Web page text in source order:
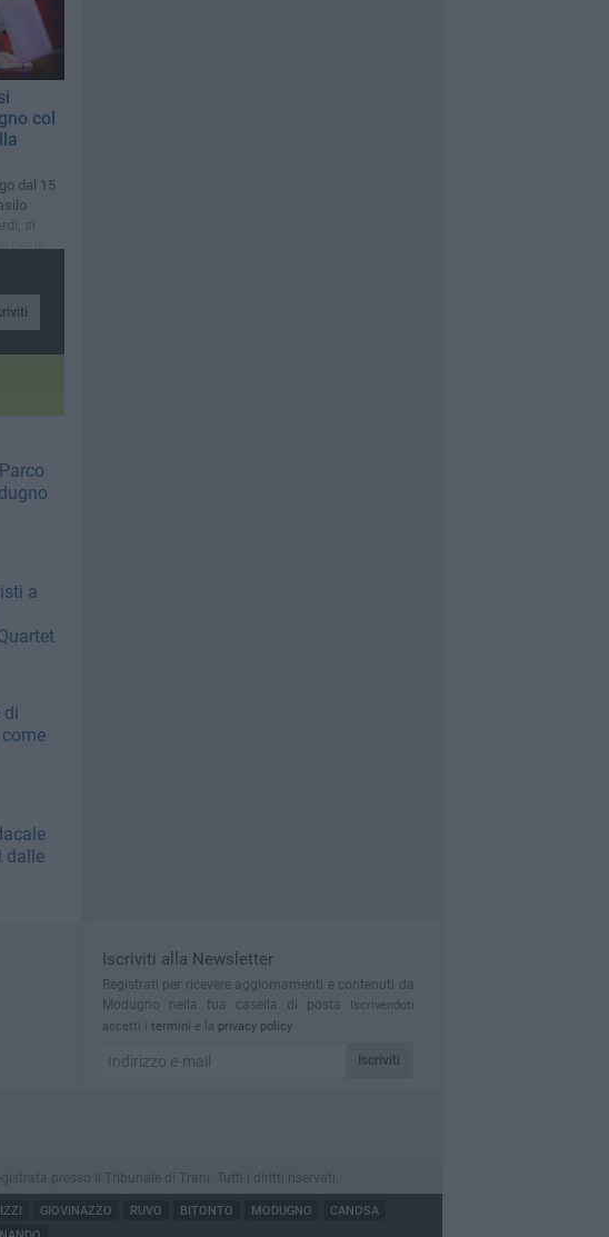
col
dal 15
si
per le
a
di
dalle
Iscriviti alla Newsletter
Registrati per ricevere aggiornamenti e contenuti da
Modugno nella tua casella di posta
Iscrivendoti
accetti i termini e la privacy policy
Iscriviti
presso il Tribunale di Trani. Tutti i diritti riservati.
GIOVINAZZO RUVO BITONTO MODUGNO
CANOSA